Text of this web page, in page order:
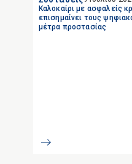
Καλοκαίρι με ασφαλείς
επισημαίνει τους
μέτρα προστασίας